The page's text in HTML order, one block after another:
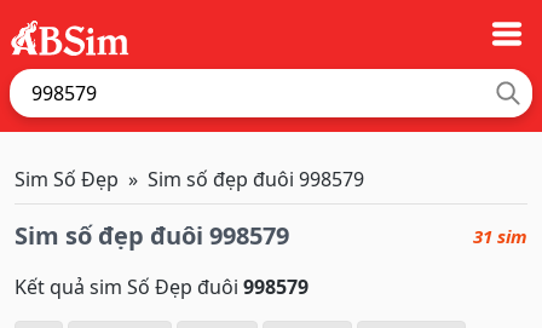
Sim Số Đẹp Sim số đẹp đuôi 998579
Sim số đẹp đuôi 998579 31 sim
Kết quả sim Số Đẹp đuôi 998579